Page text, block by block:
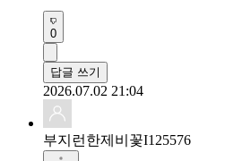
0
답글 쓰기
2026.07.02 21:04
부지런한제비꽃I125576